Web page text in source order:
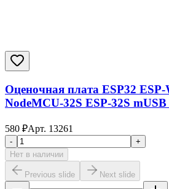
Оценочная плата ESP32
NodeMCU-32S ESP-32S
580 ₽Арт. 13261
-
+
Нет в наличии
Previous slide Next slide